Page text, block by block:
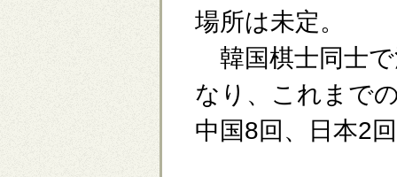
場所は未定。
韓国棋士同士
なり、これまで
中国8回、日本2